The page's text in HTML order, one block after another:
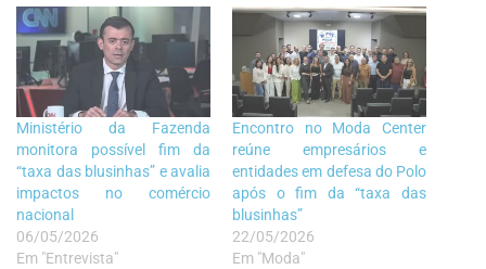
Ministério da Fazenda
monitora possível fim da
“taxa das blusinhas” e avalia
impactos no comércio
nacional
06/05/2026
Em "Entrevista"
Encontro no Moda Center
reúne empresários e
entidades em defesa do Polo
após o fim da “taxa das
blusinhas”
22/05/2026
Em "Moda"